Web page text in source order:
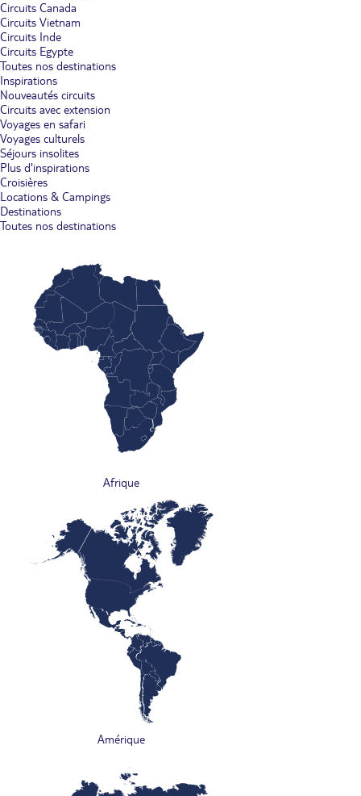
Circuits Canada
Circuits Vietnam
Circuits Inde
Circuits Egypte
Toutes nos destinations
Inspirations
Nouveautés circuits
Circuits avec extension
Voyages en safari
Voyages culturels
Séjours insolites
Plus d'inspirations
Croisières
Locations & Campings
Destinations
Toutes nos destinations
Afrique
Amérique